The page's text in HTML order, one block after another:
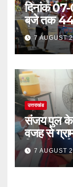
दिनांक
बजे तक 44
लेकर अपने
7 AUGUST
उत्तराखंड
संजय पुल के
वजह से
निवासी
गई
7 AUGUST